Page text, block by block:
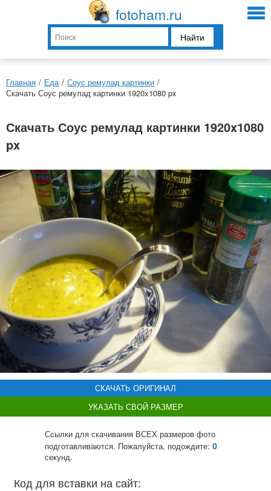
fotoham.ru
Найти
Главная / Еда / Соус ремулад картинки /
Скачать Соус ремулад картинки 1920x1080 px
Скачать Соус ремулад картинки 1920x1080
px
СКАЧАТЬ ОРИГИНАЛ
УКАЗАТЬ СВОЙ РАЗМЕР
Ссылки для скачивания ВСЕХ размеров фото
подготавливаются. Пожалуйста, подождите: 0
секунд.
Код для вставки на сайт: